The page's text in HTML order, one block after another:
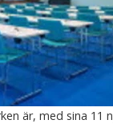
är, med sina 11